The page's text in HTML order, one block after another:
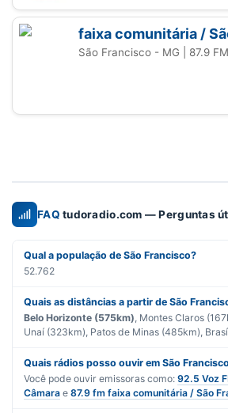
faixa comunitária /
São Francisco - MG | 87.9 FM
FAQ tudoradio.com — Perguntas
Qual a população de São Francisco?
52.762
Quais as distâncias a partir de São
Belo Horizonte (575km) , Montes Claros
Unaí (323km), Patos de Minas (485km),
Quais rádios posso ouvir em São
Você pode ouvir emissoras como: 92.5 Voz
Câmara e 87.9 fm faixa comunitária / São